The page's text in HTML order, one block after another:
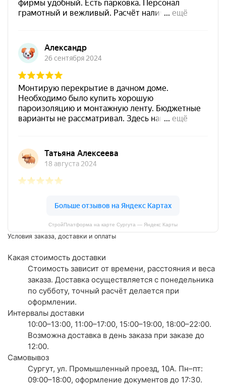
СтройПлатформа на карте Сургута — Яндекс Карты
Условия заказа, доставки и оплаты
Какая стоимость доставки
Стоимость зависит от времени, расстояния и веса
заказа. Доставка осуществляется с понедельника
по субботу, точный расчёт делается при
оформлении.
Интервалы доставки
10:00–13:00, 11:00–17:00, 15:00–19:00, 18:00–22:00.
Возможна доставка в день заказа при заказе до
12:00.
Самовывоз
Сургут, ул. Промышленный проезд, 10А. Пн–пт:
09:00–18:00, оформление документов до 17:30.